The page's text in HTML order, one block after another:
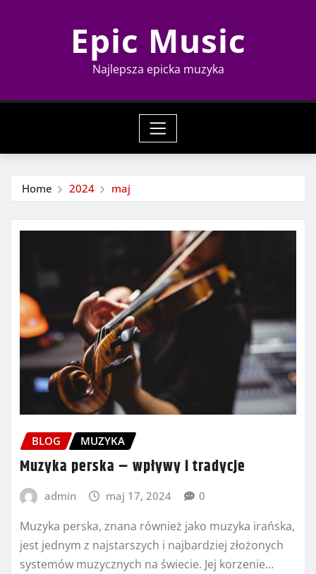
Epic Music
Najlepsza epicka muzyka
Home 2024 maj
BLOG MUZYKA
Muzyka perska – wpływy i tradycje
admin maj 17, 2024 0
Muzyka perska, znana również jako muzyka irańska,
jest jednym z najstarszych i najbardziej złożonych
systemów muzycznych na świecie. Jej korzenie…